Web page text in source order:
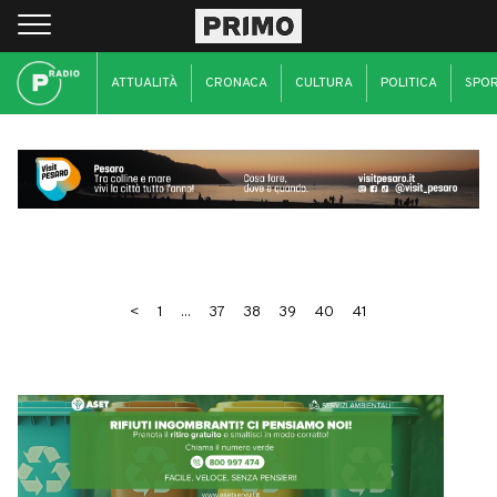
ATTUALITÀ CRONACA CULTURA POLITICA
< 1 ... 37 38 39 40 41